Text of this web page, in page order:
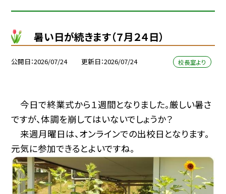
暑い日が続きます（７月２４日）
公開日 2026/07/24 更新日 2026/07/24 校長室より
今日で終業式から１週間となりました。厳しい暑さ
ですが、体調を崩してはいないでしょうか？
来週月曜日は、オンラインでの出校日となります。
元気に参加できるとよいですね。